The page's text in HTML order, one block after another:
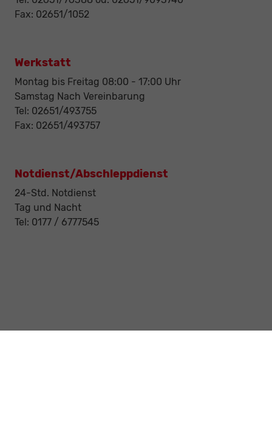
Fax: 02651/1052
Werkstatt
Montag bis Freitag 08:00 - 17:00 Uhr
Samstag Nach Vereinbarung
Tel: 02651/493755
Fax: 02651/493757
Notdienst/Abschleppdienst
24-Std. Notdienst
Tag und Nacht
Tel: 0177 / 6777545